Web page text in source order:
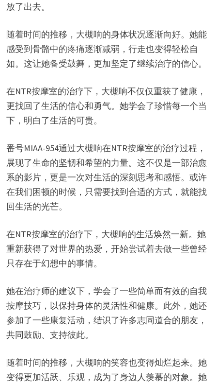
放了出去。
随着时间的推移，大槻响的身体状况逐渐向好。她能
感受到骨骼中的疼痛逐渐减弱，行走也变得轻松自
如。这让她备受鼓舞，更加坚定了继续治疗的信心。
在NTR按摩室的治疗下，大槻响不仅仅重获了健康，
更找回了生活的信心和勇气。她学会了珍惜每一个当
下，明白了生活的可贵。
番号MIAA-954通过大槻响在NTR按摩室的治疗过程，
展现了生命的坚韧和希望的力量。这不仅是一部治愈
系的影片，更是一次对生活的深刻思考和感悟。或许
在我们困顿的时候，只需要找到合适的方式，就能找
回生活的光芒。
在NTR按摩室的治疗下，大槻响的生活焕然一新。她
重新获得了对世界的热爱，开始尝试着去做一些曾经
只存在于幻想中的事情。
她在治疗师的建议下，学会了一些简单而有效的自我
按摩技巧，以保持身体的灵活性和健康。此外，她还
参加了一些康复活动，结识了许多志同道合的朋友，
共同鼓励、支持彼此。
随着时间的推移，大槻响的笑容也变得灿烂起来。她
变得更加活跃、乐观，成为了身边人羡慕的对象。她